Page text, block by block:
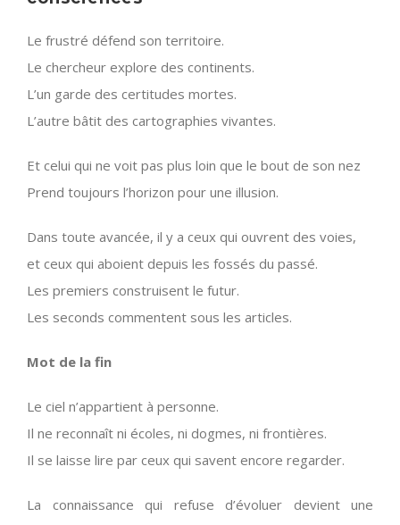
Le frustré défend son territoire.
Le chercheur explore des continents.
L’un garde des certitudes mortes.
L’autre bâtit des cartographies vivantes.
Et celui qui ne voit pas plus loin que le bout de son nez
Prend toujours l’horizon pour une illusion.
Dans toute avancée, il y a ceux qui ouvrent des voies,
et ceux qui aboient depuis les fossés du passé.
Les premiers construisent le futur.
Les seconds commentent sous les articles.
Mot de la fin
Le ciel n’appartient à personne.
Il ne reconnaît ni écoles, ni dogmes, ni frontières.
Il se laisse lire par ceux qui savent encore regarder.
La connaissance qui refuse d’évoluer devient une